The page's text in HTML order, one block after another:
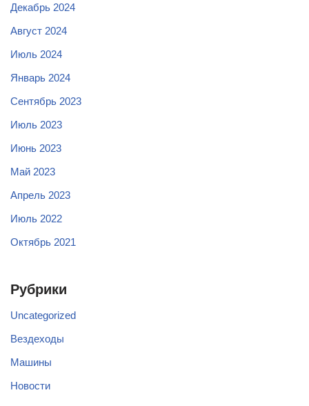
Декабрь 2024
Август 2024
Июль 2024
Январь 2024
Сентябрь 2023
Июль 2023
Июнь 2023
Май 2023
Апрель 2023
Июль 2022
Октябрь 2021
Рубрики
Uncategorized
Вездеходы
Машины
Новости